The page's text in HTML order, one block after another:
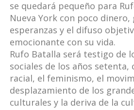
se quedará pequeño para
Nueva York con poco dinero,
esperanzas y el difuso
emocionante con su vida.
Rufo Batalla será testigo de
sociales de los años setenta,
racial, el feminismo, el
desplazamiento de los
culturales y la deriva de la